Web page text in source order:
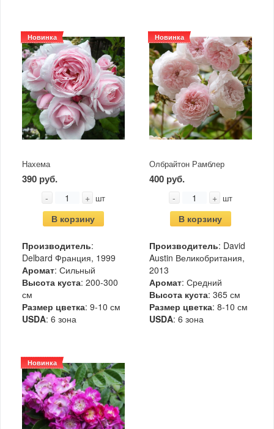
Новинка
Нахема
390 руб.
- + шт
В корзину
Производитель:
Delbard Франция, 1999
Аромат: Сильный
Высота куста: 200-300
см
Размер цветка: 9-10 см
USDA: 6 зона
Новинка
Олбрайтон Рамблер
400 руб.
- + шт
В корзину
Производитель: David
Austin Великобритания,
2013
Аромат: Средний
Высота куста: 365 см
Размер цветка: 8-10 см
USDA: 6 зона
Новинка